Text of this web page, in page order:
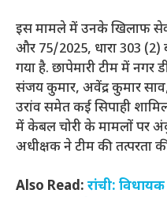
इस मामले में उनके खिलाफ
और 75/2025, धारा 303 (2)
गया है. छापेमारी टीम में नगर
संजय कुमार, अवेंद्र कुमार
उरांव समेत कई सिपाही
में केबल चोरी के मामलों पर
अधीक्षक ने टीम की तत्परता
Also Read: रांची: